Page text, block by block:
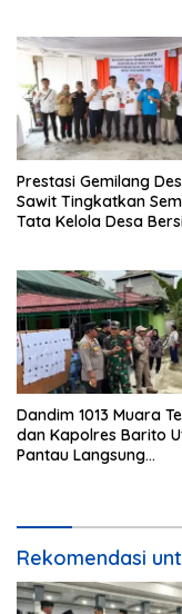
Prestasi Gemilang
Sawit Tingkatkan
Tata Kelola Desa
Dandim 1013 Muara
dan Kapolres Barito
Pantau Langsung
Rekomendasi